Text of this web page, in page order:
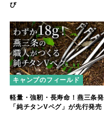
び
キャンプのフィールド
軽量・強靭・長寿命！燕三条発
「純チタンVペグ」が先行発売